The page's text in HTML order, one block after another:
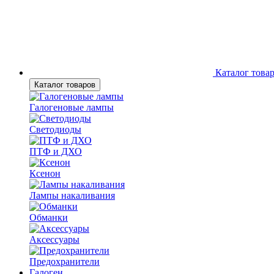
Каталог
Каталог товаров
Галогеновые лампы
Светодиоды
ПТФ и ДХО
Ксенон
Лампы накаливания
Обманки
Аксессуары
Предохранители